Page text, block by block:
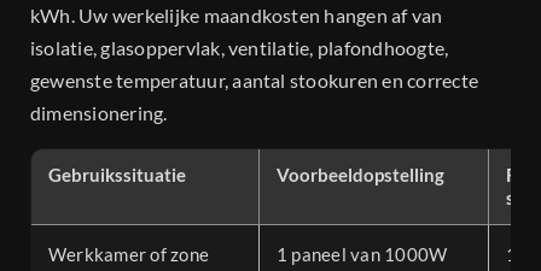
kWh. Uw werkelijke maandkosten hangen af van
isolatie, glasoppervlak, ventilatie, plafondhoogte,
gewenste temperatuur, aantal stookuren en correcte
dimensionering.
Gebruikssituatie Voorbeeldopstelling
Werkkamer of zone
1 paneel van 1000W
1